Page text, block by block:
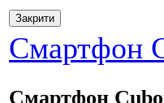
Закрити
Смартфон
Смартфон